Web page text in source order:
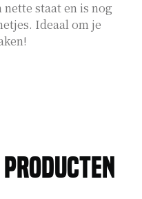
staat en is nog
Ideaal om je